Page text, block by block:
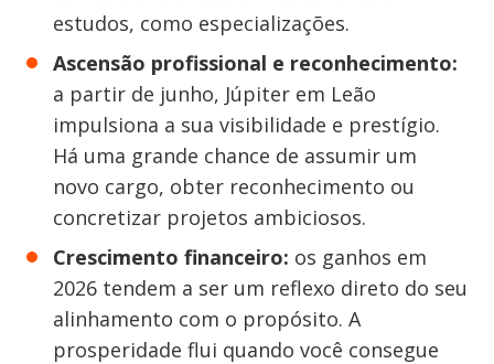
estudos, como especializações.
Ascensão profissional e reconhecimento:
a partir de junho, Júpiter em Leão
impulsiona a sua visibilidade e prestígio.
Há uma grande chance de assumir um
novo cargo, obter reconhecimento ou
concretizar projetos ambiciosos.
Crescimento financeiro: os ganhos em
2026 tendem a ser um reflexo direto do seu
alinhamento com o propósito. A
prosperidade flui quando você consegue